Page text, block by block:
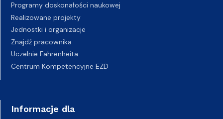
Programy doskonałości naukowej
Realizowane projekty
Jednostki i organizacje
Znajdź pracownika
Uczelnie Fahrenheita
Centrum Kompetencyjne EZD
Informacje dla